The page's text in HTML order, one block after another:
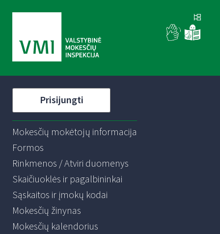
Prisijungti
Mokesčių mokėtojų informacija
Formos
Rinkmenos / Atviri duomenys
Skaičiuoklės ir pagalbininkai
Sąskaitos ir įmokų kodai
Mokesčių žinynas
Mokesčių kalendorius